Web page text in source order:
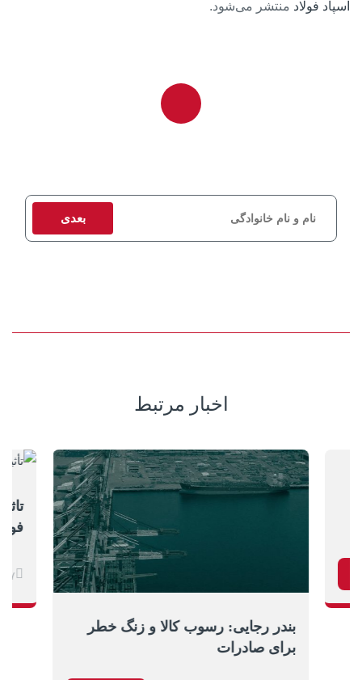
اسپاد فولاد منتشر می‌شود.
بعدی
اخبار مرتبط
بندر رجایی: رسوب کالا و زنگ خطر
برای صادرات